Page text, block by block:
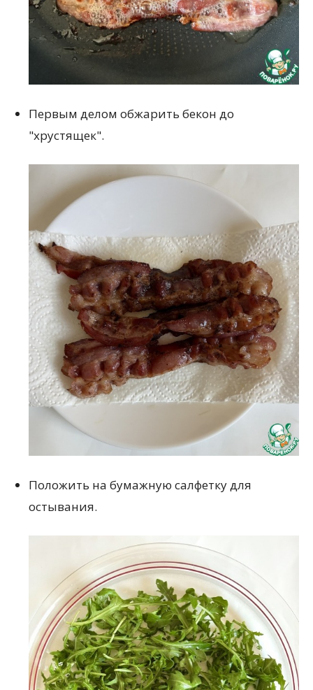
Первым делом обжарить бекон до
"хрустящек".
Положить на бумажную салфетку для
остывания.